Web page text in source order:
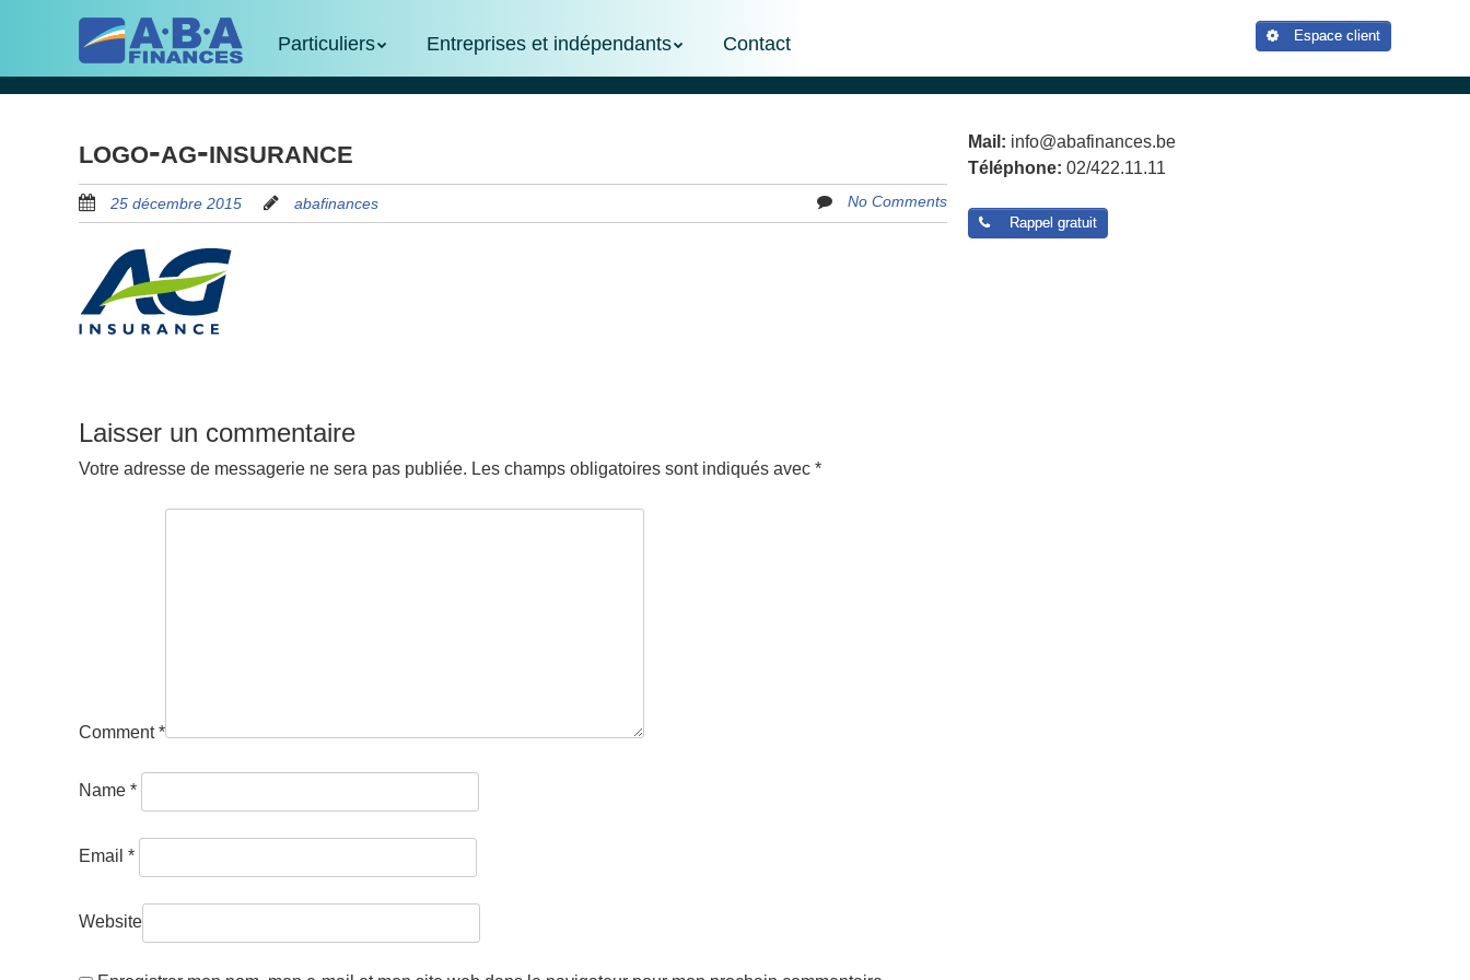
content
Skip to content
Menu
Particuliers Entreprises et indépendants Contact Espace client
logo-ag-insurance
25 décembre 2015 abafinances No Comments
Laisser un commentaire
Votre adresse de messagerie ne sera pas publiée. Les champs obligatoires sont indiqués avec *
Comment*
Name *
Email *
Website
Mail: info@abafinances.be
Téléphone: 02/422.11.11
Rappel gratuit